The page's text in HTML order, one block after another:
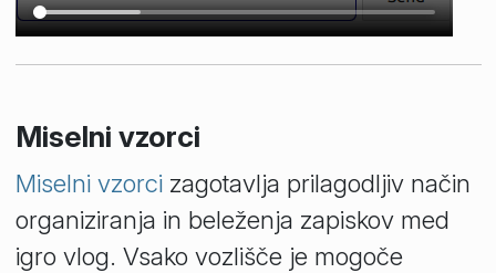
Miselni vzorci
Miselni vzorcizagotavlja prilagodljiv način
organiziranja in beleženja zapiskov med
igro vlog. Vsako vozlišče je mogoče